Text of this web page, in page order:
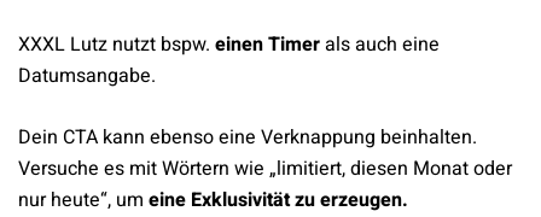
XXXL Lutz nutzt bspw. einen Timerals auch eine
Datumsangabe.
Dein CTA kann ebenso eine Verknappung beinhalten.
Versuche es mit Wörtern wie „limitiert, diesen Monat oder
nur heute“, um eine Exklusivität zu erzeugen.